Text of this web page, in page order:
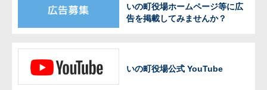
いの町役場ホームページ等に広
告を掲載してみませんか？
いの町役場公式 YouTube